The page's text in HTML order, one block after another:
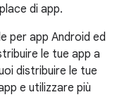
di app.
per app Android ed
le tue app a
distribuire le tue
e utilizzare più